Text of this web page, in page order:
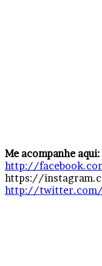
Me acompanhe aqui:
http://
https://
http://twitter.com/